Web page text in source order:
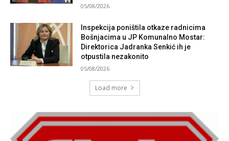
05/08/2026
Inspekcija poništila otkaze radnicima
Bošnjacima u JP Komunalno Mostar:
Direktorica Jadranka Senkić ih je
otpustila nezakonito
05/08/2026
Load more